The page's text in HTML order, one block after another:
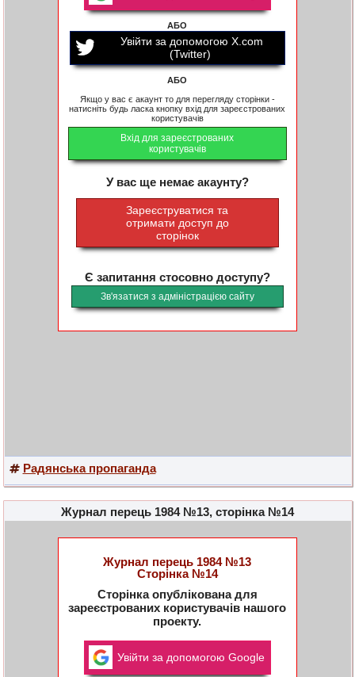
АБО
Увійти за допомогою X.com
(Twitter)
АБО
Якщо у вас є акаунт то для перегляду сторінки -
натисніть будь ласка кнопку вхід для зареєстрованих
користувачів
Вхід для зареєстрованих
користувачів
У вас ще немає акаунту?
Зареєструватися та
отримати доступ до
сторінок
Є запитання стосовно доступу?
Зв'язатися з адміністрацією сайту
Радянська пропаганда
Журнал перець 1984 №13, сторінка №14
Журнал перець 1984 №13
Сторінка №14
Сторінка опублікована для
зареєстрованих користувачів нашого
проекту.
Увійти за допомогою Google